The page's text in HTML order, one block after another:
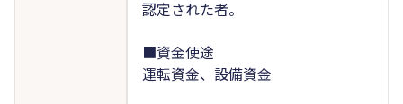
認定された者。
■資金使途
運転資金、設備資金